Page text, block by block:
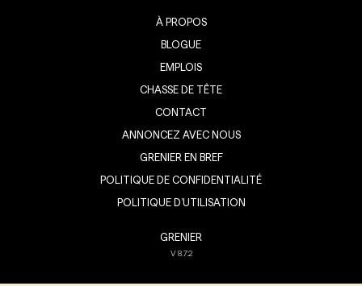
À PROPOS
BLOGUE
EMPLOIS
CHASSE DE TÊTE
CONTACT
ANNONCEZ AVEC NOUS
GRENIER EN BREF
POLITIQUE DE CONFIDENTIALITÉ
POLITIQUE D’UTILISATION
GRENIER
V8.7.2